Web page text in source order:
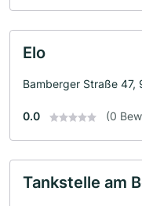
Elo
Bamberger Straße
0.0 (0
Tankstelle am